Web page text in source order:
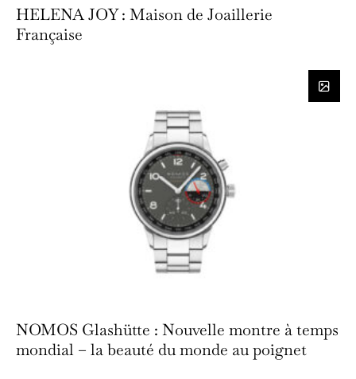
HELENA JOY : Maison de Joaillerie
Française
NOMOS Glashütte : Nouvelle montre à temps
mondial – la beauté du monde au poignet